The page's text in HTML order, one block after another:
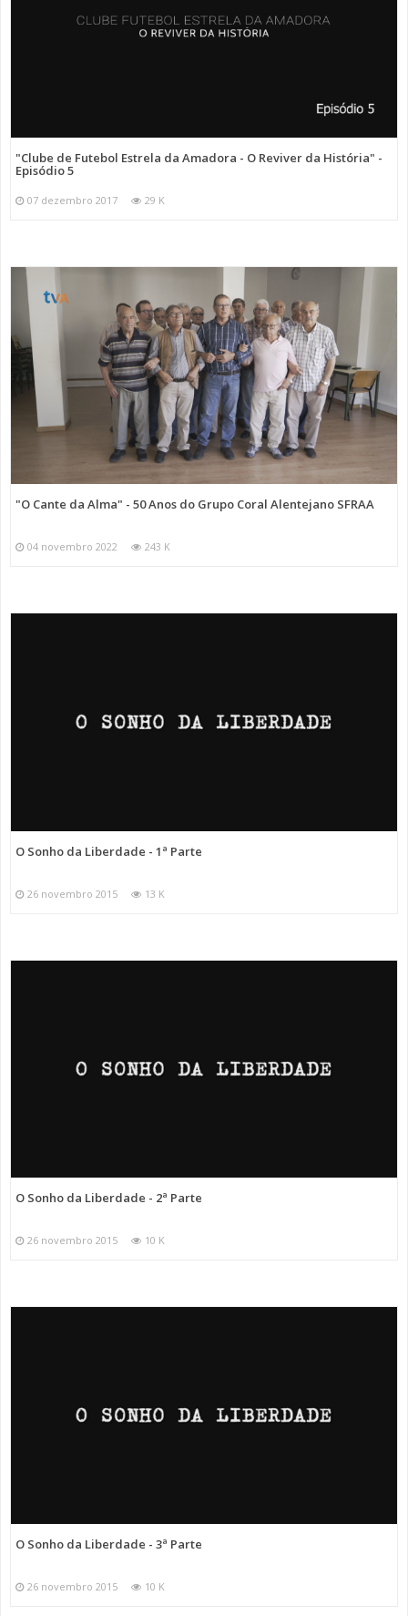
"Clube de Futebol Estrela da Amadora - O Reviver da História" -
Episódio 5
07 dezembro 2017 29 K
"O Cante da Alma" - 50 Anos do Grupo Coral Alentejano SFRAA
04 novembro 2022 243 K
O Sonho da Liberdade - 1ª Parte
26 novembro 2015 13 K
O Sonho da Liberdade - 2ª Parte
26 novembro 2015 10 K
O Sonho da Liberdade - 3ª Parte
26 novembro 2015 10 K